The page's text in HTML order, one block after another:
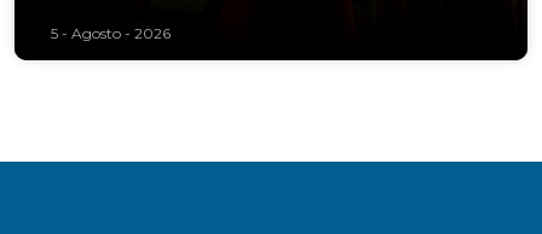
5 - Agosto - 2026